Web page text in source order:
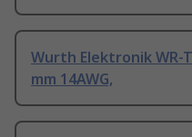
Wurth Elektronik WR-
mm 14AWG,